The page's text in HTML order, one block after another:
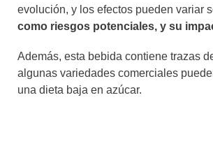
evolución, y los efectos pueden variar
como riesgos potenciales, y su
Además, esta bebida contiene trazas
algunas variedades comerciales
una dieta baja en azúcar.